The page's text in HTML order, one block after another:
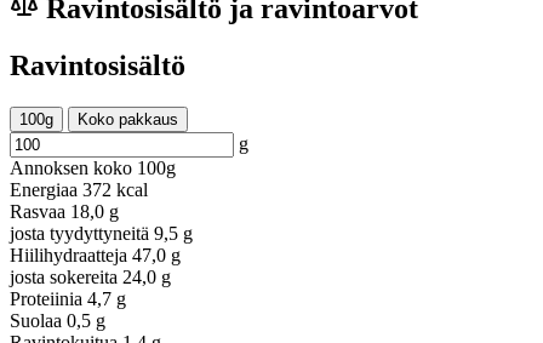
Ravintosisältö ja ravintoarvot
Ravintosisältö
100g Koko pakkaus
g
Annoksen koko 100g
Energiaa 372 kcal
Rasvaa 18,0 g
josta tyydyttyneitä 9,5 g
Hiilihydraatteja 47,0 g
josta sokereita 24,0 g
Proteiinia 4,7 g
Suolaa 0,5 g